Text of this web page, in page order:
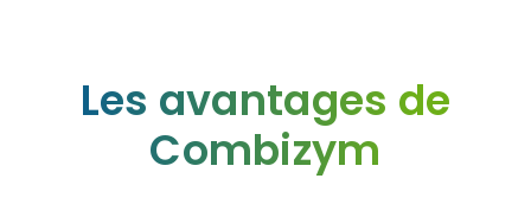
Les avantages de
Combizym